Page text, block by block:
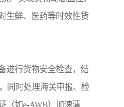
生鲜、医药等时效性货
进行货物安全检查，结
同时处理海关申报、检
（如e-AWB）加速清